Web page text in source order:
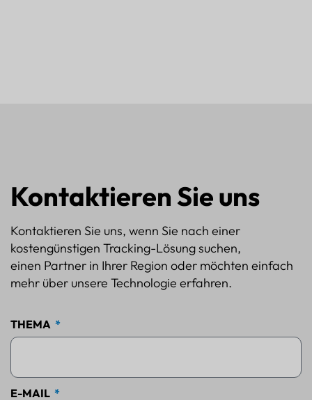
Kontaktieren Sie uns
Kontaktieren Sie uns, wenn Sie nach einer
kostengünstigen Tracking-Lösung suchen,
einen Partner in Ihrer Region oder möchten einfach
mehr über unsere Technologie erfahren.
THEMA
E-MAIL